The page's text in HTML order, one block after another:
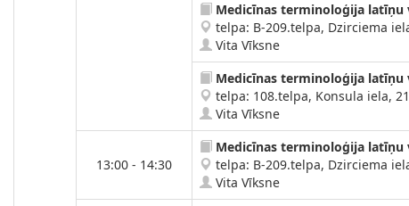
Medicīnas terminoloģija latīņu
telpa: B-209.telpa, Dzirciema
Vita Vīksne
Medicīnas terminoloģija latīņu
telpa: 108.telpa, Konsula iela,
Vita Vīksne
13:00 - 14:30
Medicīnas terminoloģija latīņu
telpa: B-209.telpa, Dzirciema
Vita Vīksne